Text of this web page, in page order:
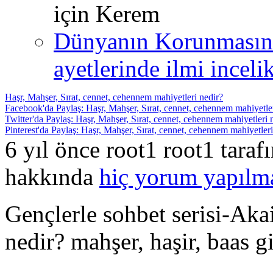
için Kerem
Dünyanın
ayetlerinde ilmi
Haşr, Mahşer, Sırat, cennet, cehennem mahiyetleri nedir?
Facebook'da Paylaş: Haşr, Mahşer, Sırat, cennet, cehennem
Twitter'da Paylaş: Haşr, Mahşer, Sırat, cennet, cehennem mahiyetleri
Pinterest'da Paylaş: Haşr, Mahşer, Sırat, cennet, cehennem
6 yıl önce root1 root1
hakkında hiç yorum
Gençlerle sohbet serisi-
nedir? mahşer, haşir, baas